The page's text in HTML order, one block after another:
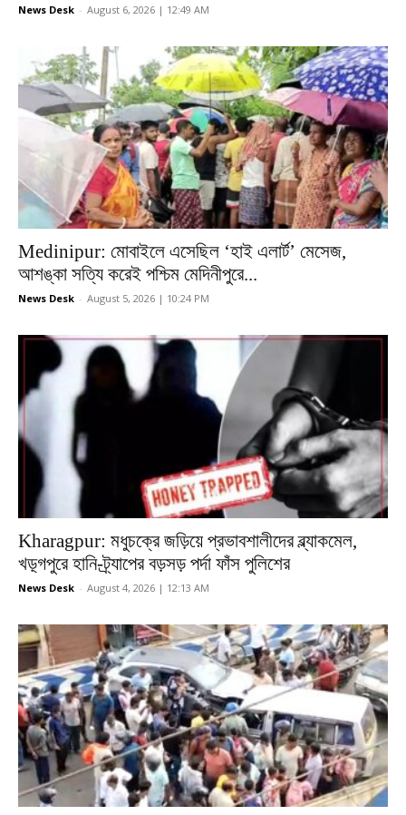
News Desk - August 6, 2026 | 12:49 AM
Medinipur: মোবাইলে এসেছিল ‘হাই এলার্ট’ মেসেজ,
আশঙ্কা সত্যি করেই পশ্চিম মেদিনীপুরে...
News Desk - August 5, 2026 | 10:24 PM
Kharagpur: মধুচক্রে জড়িয়ে প্রভাবশালীদের ব্ল্যাকমেল,
খড়্গপুরে হানি-ট্র্যাপের বড়সড় পর্দা ফাঁস পুলিশের
News Desk - August 4, 2026 | 12:13 AM